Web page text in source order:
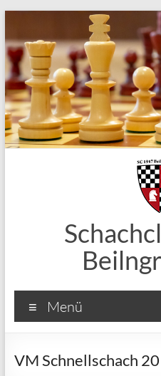
springen
Menü
VM Schnellschach